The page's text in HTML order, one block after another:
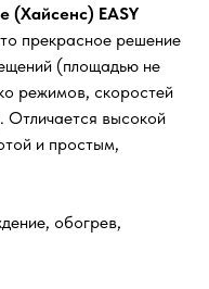
(Хайсенс) EASY
прекрасное решение
(площадью не
режимов, скоростей
Отличается высокой
и простым,
обогрев,